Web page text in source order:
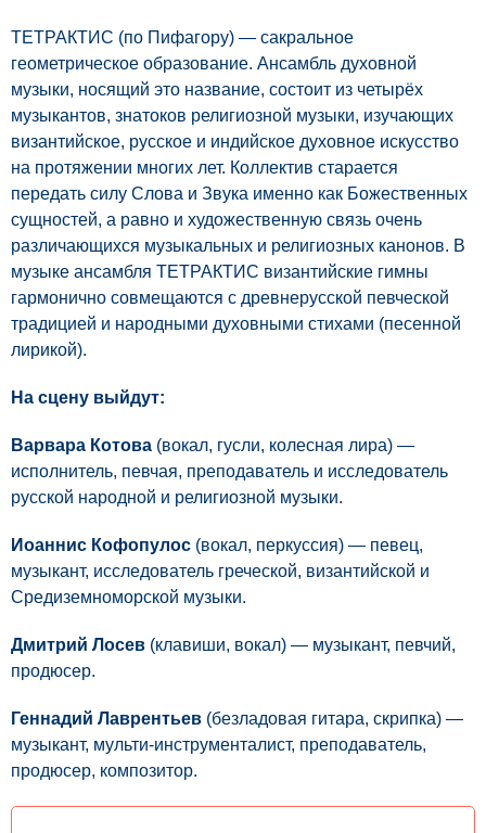
ТЕТРАКТИС (по Пифагору) — сакральное
геометрическое образование. Ансамбль духовной
музыки, носящий это название, состоит из четырёх
музыкантов, знатоков религиозной музыки, изучающих
византийское, русское и индийское духовное искусство
на протяжении многих лет. Коллектив старается
передать силу Слова и Звука именно как Божественных
сущностей, а равно и художественную связь очень
различающихся музыкальных и религиозных канонов. В
музыке ансамбля ТЕТРАКТИС византийские гимны
гармонично совмещаются с древнерусской певческой
традицией и народными духовными стихами (песенной
лирикой).
На сцену выйдут:
Варвара Котова (вокал, гусли, колесная лира) —
исполнитель, певчая, преподаватель и исследователь
русской народной и религиозной музыки.
Иоаннис Кофопулос (вокал, перкуссия) — певец,
музыкант, исследователь греческой, византийской и
Средиземноморской музыки.
Дмитрий Лосев (клавиши, вокал) — музыкант, певчий,
продюсер.
Геннадий Лаврентьев (безладовая гитара, скрипка) —
музыкант, мульти-инструменталист, преподаватель,
продюсер, композитор.